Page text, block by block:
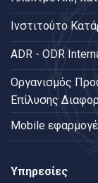
Ινστιτούτο
ADR - ODR
Oργανισμός
Επίλυσης
Mobile
Υπηρεσίες